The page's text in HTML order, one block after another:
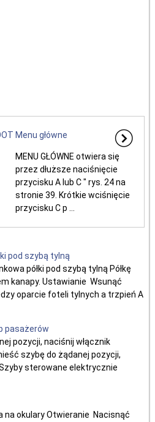
Menu główne
MENU GŁÓWNE otwiera się
przez dłuższe naciśnięcie
przycisku A lub C " rys. 24 na
stronie 39. Krótkie wciśnięcie
przycisku C p ...
pod szybą tylną
półki pod szybą tylną Półkę
kanapy. Ustawianie Wsunąć
oparcie foteli tylnych a trzpień A
pasażerów
pozycji, naciśnij włącznik
szybę do żądanej pozycji,
sterowane elektrycznie
na okulary Otwieranie Nacisnąć